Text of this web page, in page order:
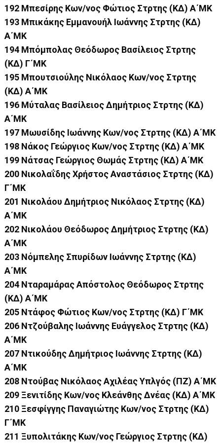
192 Μπεσίρης Κων/νος Φώτιος Στρτης (ΚΔ) Α΄ΜΚ
193 Μπικάκης Εμμανουήλ Ιωάννης Στρτης (ΚΔ)
Α΄ΜΚ
194 Μπόμπολας Θεόδωρος Βασίλειος Στρτης
(ΚΔ) Γ΄ΜΚ
195 Μπουτσιούλης Νικόλαος Κων/νος Στρτης
(ΚΔ) Α΄ΜΚ
196 Μύταλας Βασίλειος Δημήτριος Στρτης (ΚΔ)
Α΄ΜΚ
197 Μωυσίδης Ιωάννης Κων/νος Στρτης (ΚΔ) Α΄ΜΚ
198 Νάκος Γεώργιος Κων/νος Στρτης (ΚΔ) Α΄ΜΚ
199 Νάτσας Γεώργιος Θωμάς Στρτης (ΚΔ) Α΄ΜΚ
200 Νικολαΐδης Χρήστος Αναστάσιος Στρτης (ΚΔ)
Γ΄ΜΚ
201 Νικολάου Δημήτριος Νικόλαος Στρτης (ΚΔ)
Α΄ΜΚ
202 Νικολάου Θεόδωρος Δημήτριος Στρτης (ΚΔ)
Α΄ΜΚ
203 Νόμπελης Σπυρίδων Ιωάννης Στρτης (ΚΔ)
Α΄ΜΚ
204 Νταραμάρας Απόστολος Θεόδωρος Στρτης
(ΚΔ) Α΄ΜΚ
205 Ντάφος Φώτιος Κων/νος Στρτης (ΚΔ) Γ΄ΜΚ
206 Ντζούβαλης Ιωάννης Ευάγγελος Στρτης (ΚΔ)
Α΄ΜΚ
207 Ντικούδης Δημήτριος Ιωάννης Στρτης (ΚΔ)
Α΄ΜΚ
208 Ντούβας Νικόλαος Αχιλέας Υπλγός (ΠΖ) Α΄ΜΚ
209 Ξενιτίδης Κων/νος Κλεάνθης Δνέας (ΚΔ) Α΄ΜΚ
210 Ξεσφίγγης Παναγιώτης Κων/νος Στρτης (ΚΔ)
Γ΄ΜΚ
211 Ξυπολιτάκης Κων/νος Γεώργιος Στρτης (ΚΔ)